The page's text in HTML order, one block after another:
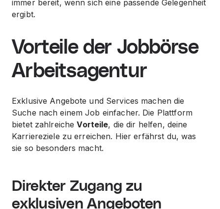
immer bereit, wenn sich eine passende Gelegenheit
ergibt.
Vorteile der Jobbörse
Arbeitsagentur
Exklusive Angebote und Services machen die
Suche nach einem Job einfacher. Die Plattform
bietet zahlreicheVorteile, die dir helfen, deine
Karriereziele zu erreichen. Hier erfährst du, was
sie so besonders macht.
Direkter Zugang zu
exklusiven Angeboten